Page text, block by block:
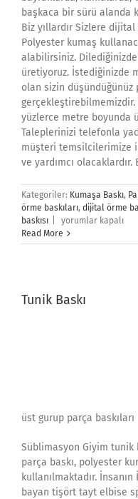
başkaca bir sürü alanda
Biz yıllardır Sizlere
Polyester kumaş
alabilirsiniz.
üretiyoruz. İstediğinizde
olan sizin düşündüğünüz
gerçekleştirebilmemizdir.
yüzlerce metre boyunda
Taleplerinizi telefonla
müşteri temsilcilerimize
ve yardımcı
Kategoriler: Kumaşa Baskı,
örme baskıları, dijital örme
baskısı
Örme
Baskı
için
yorumlar kapalı
Read More
Tunik Baskı
üst gurup parça baskıları
Süblimasyon Giyim tunik
parça baskı, polyester
kullanılmaktadır.
bayan tişört tayt elbise